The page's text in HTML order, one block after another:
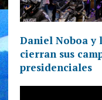
Daniel Noboa y
cierran sus
presidenciales